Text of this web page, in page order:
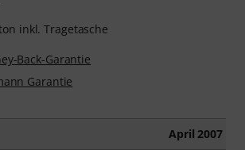
inkl. Tragetasche
Back-Garantie
Garantie
April 2007